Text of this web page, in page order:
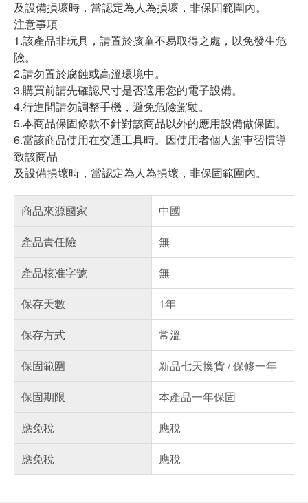
及設備損壞時，當認定為人為損壞，非保固範圍內。
注意事項
1.該產品非玩具，請置於孩童不易取得之處，以免發生危
險。
2.請勿置於腐蝕或高溫環境中。
3.購買前請先確認尺寸是否適用您的電子設備。
4.行進間請勿調整手機，避免危險駕駛。
5.本商品保固條款不針對該商品以外的應用設備做保固。
6.當該商品使用在交通工具時。因使用者個人駕車習慣導
致該商品
及設備損壞時，當認定為人為損壞，非保固範圍內。
商品來源國家
中國
產品責任險
無
產品核准字號
無
保存天數
1年
保存方式
常溫
保固範圍
新品七天換貨 / 保修一年
保固期限
本產品一年保固
應免稅
應稅
應免稅
應稅